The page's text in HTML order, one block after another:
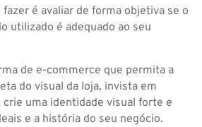
é avaliar de forma objetiva se o
utilizado é adequado ao seu
de e-commerce que permita a
do visual da loja, invista em
uma identidade visual forte e
e a história do seu negócio.